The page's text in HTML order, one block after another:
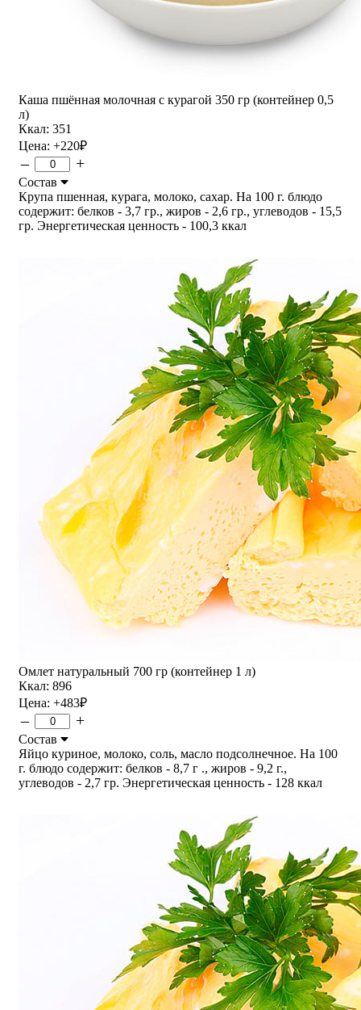
Каша пшённая молочная с курагой 350 гр (контейнер 0,5
л)
Ккал: 351
Цена: +220₽
– +
Состав
Крупа пшенная, курага, молоко, сахар. На 100 г. блюдо
содержит: белков - 3,7 гр., жиров - 2,6 гр., углеводов - 15,5
гр. Энергетическая ценность - 100,3 ккал
Омлет натуральный 700 гр (контейнер 1 л)
Ккал: 896
Цена: +483₽
– +
Состав
Яйцо куриное, молоко, соль, масло подсолнечное. На 100
г. блюдо содержит: белков - 8,7 г ., жиров - 9,2 г.,
углеводов - 2,7 гр. Энергетическая ценность - 128 ккал